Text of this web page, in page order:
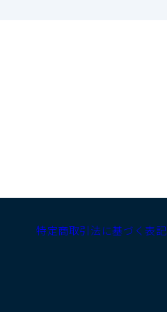
特定商取引法に基づく表記